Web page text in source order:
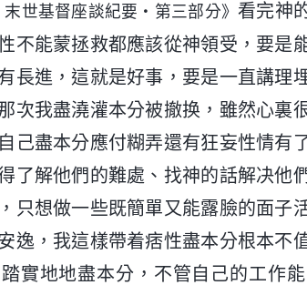
世基督座談紀要・第三部分》看完神
不能蒙拯救都應該從神領受，要是
長進，這就是好事，要是一直講理
次我盡澆灌本分被撤换，雖然心裏
己盡本分應付糊弄還有狂妄性情有
了解他們的難處、找神的話解决他
只想做一些既簡單又能露臉的面子
逸，我這樣帶着痞性盡本分根本不
實地地盡本分，不管自己的工作